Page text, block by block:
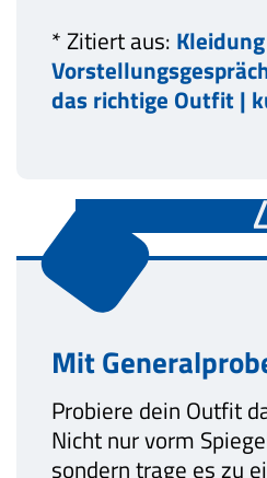
* Zitiert aus:
das richtige Outfit |
Mit
Probiere dein Outfit
Nicht nur vorm
sondern trage es zu